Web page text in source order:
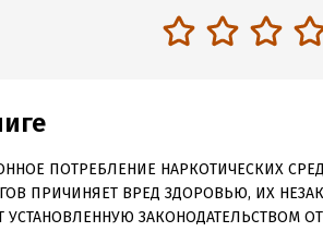
ПОТРЕБЛЕНИЕ НАРКОТИЧЕСКИХ
ПРИЧИНЯЕТ ВРЕД ЗДОРОВЬЮ, ИХ
УСТАНОВЛЕННУЮ ЗАКОНОДАТЕЛЬСТВОМ